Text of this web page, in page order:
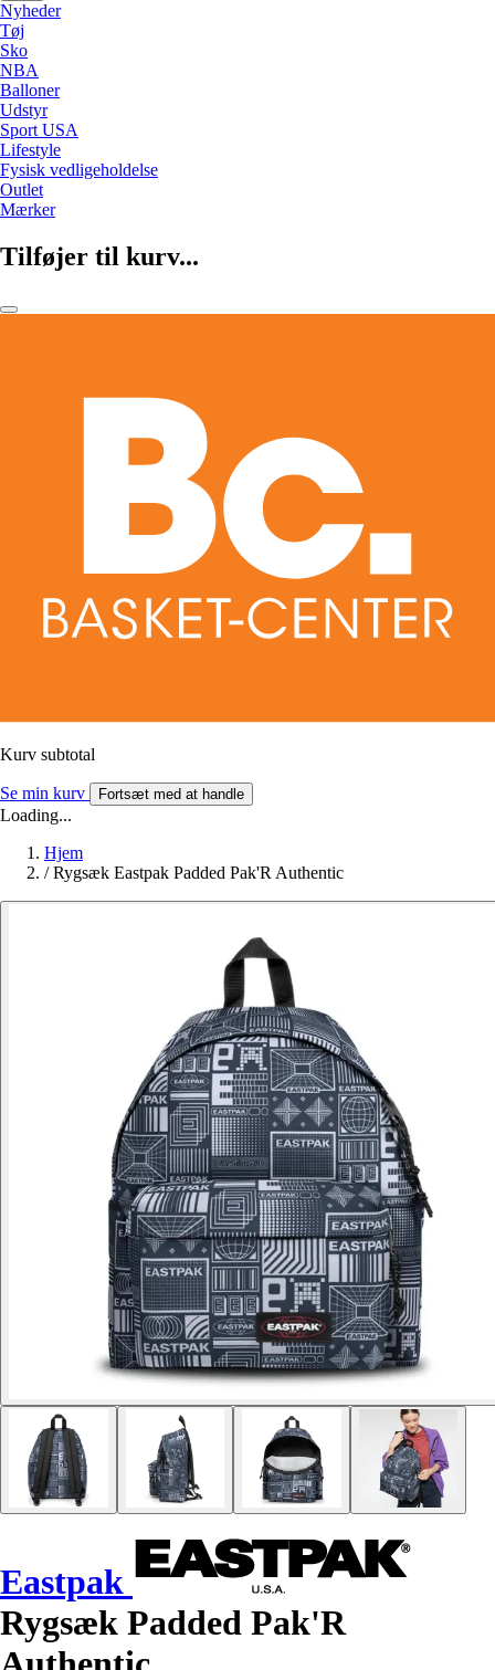
Nyheder
Tøj
Sko
NBA
Balloner
Udstyr
Sport USA
Lifestyle
Fysisk vedligeholdelse
Outlet
Mærker
Tilføjer til kurv...
Kurv subtotal
Se min kurv Fortsæt med at handle
Loading...
Hjem
/ Rygsæk Eastpak Padded Pak'R Authentic
Eastpak
Rygsæk Padded Pak'R